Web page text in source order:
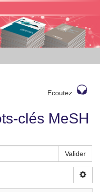
Ecoutez
clés MeSH
Valider